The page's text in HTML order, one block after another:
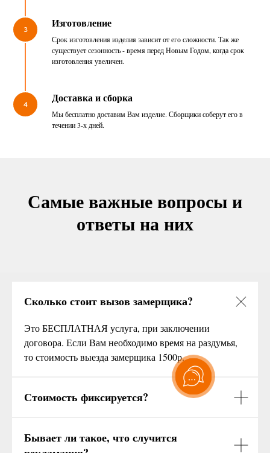
3 Изготовление
Срок изготовления изделия зависит от его сложности. Так же
существует сезонность - время перед Новым Годом, когда срок
изготовления увеличен.
4 Доставка и сборка
Мы бесплатно доставим Вам изделие. Сборщики соберут его в
течении 3-х дней.
Самые важные вопросы и
ответы на них
Сколько стоит вызов замерщика?
Это БЕСПЛАТНАЯ услуга, при заключении
договора. Если Вам необходимо время на раздумья,
то стоимость выезда замерщика 1500р.
Стоимость фиксируется?
Бывает ли такое, что случится